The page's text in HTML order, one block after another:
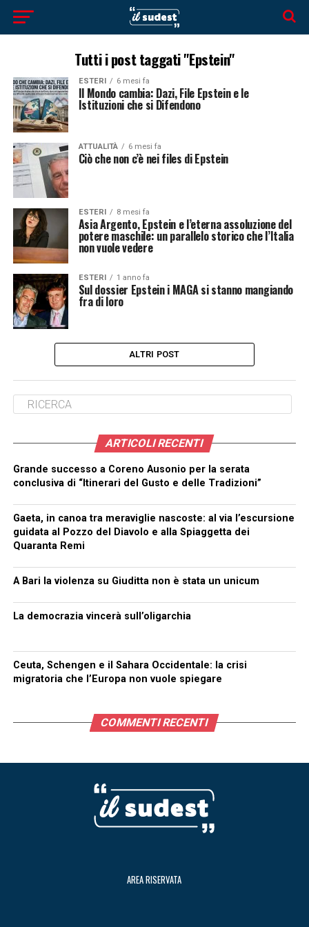
Tutti i post taggati "Epstein"
ESTERI 6 mesi fa
Il Mondo cambia: Dazi, File Epstein e le
Istituzioni che si Difendono
ATTUALITÀ 6 mesi fa
Ciò che non c’è nei files di Epstein
ESTERI 8 mesi fa
Asia Argento, Epstein e l’eterna assoluzione del
potere maschile: un parallelo storico che l’Italia
non vuole vedere
ESTERI 1 anno fa
Sul dossier Epstein i MAGA si stanno mangiando
fra di loro
ALTRI POST
ARTICOLI RECENTI
Grande successo a Coreno Ausonio per la serata
conclusiva di “Itinerari del Gusto e delle Tradizioni”
Gaeta, in canoa tra meraviglie nascoste: al via l’escursione
guidata al Pozzo del Diavolo e alla Spiaggetta dei
Quaranta Remi
A Bari la violenza su Giuditta non è stata un unicum
La democrazia vincerà sull’oligarchia
Ceuta, Schengen e il Sahara Occidentale: la crisi
migratoria che l’Europa non vuole spiegare
COMMENTI RECENTI
AREA RISERVATA